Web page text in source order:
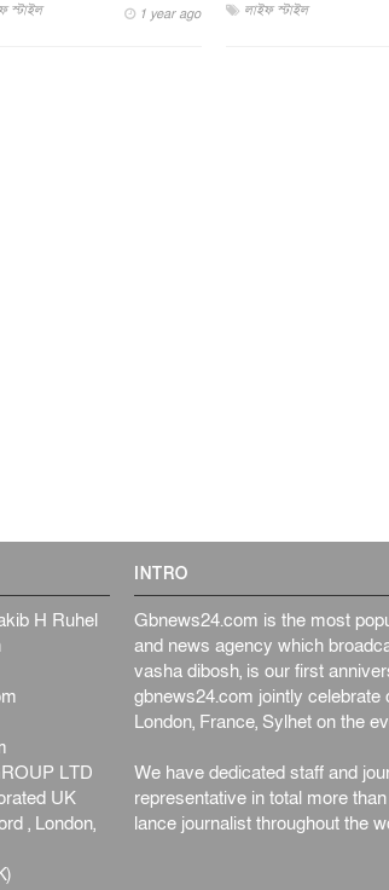
স্টাইল 1 year ago লাইফ স্টাইল
H Ruhel
LTD
UK
, London,
INTRO
Gbnews24.com is the most
and news agency which
vasha dibosh, is our first
gbnews24.com jointly
London, France, Sylhet on the
We have dedicated staff and
representative in total more
lance journalist throughout the